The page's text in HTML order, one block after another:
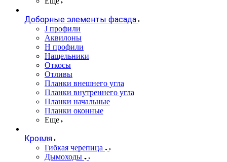
Доборные элементы фасада
J профили
Аквилоны
Н профили
Нащельники
Откосы
Отливы
Планки внешнего угла
Планки внутреннего угла
Планки начальные
Планки оконные
Еще
Кровля
Гибкая черепица
Дымоходы